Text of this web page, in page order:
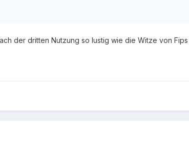
der dritten Nutzung so lustig wie die Witze von Fips